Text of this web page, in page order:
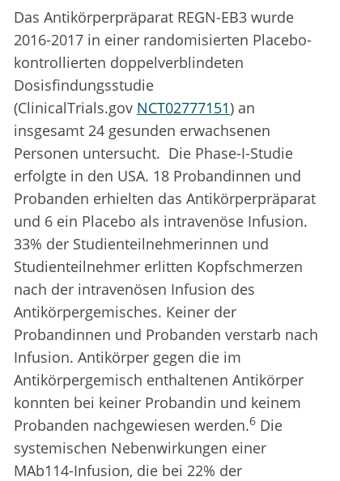
Das Antikörperpräparat REGN-EB3 wurde
2016-2017 in einer randomisierten Placebo-
kontrollierten doppelverblindeten
Dosisfindungsstudie
(ClinicalTrials.gov NCT02777151) an
insgesamt 24 gesunden erwachsenen
Personen untersucht. Die Phase-I-Studie
erfolgte in den USA. 18 Probandinnen und
Probanden erhielten das Antikörperpräparat
und 6 ein Placebo als intravenöse Infusion.
33% der Studienteilnehmerinnen und
Studienteilnehmer erlitten Kopfschmerzen
nach der intravenösen Infusion des
Antikörpergemisches. Keiner der
Probandinnen und Probanden verstarb nach
Infusion. Antikörper gegen die im
Antikörpergemisch enthaltenen Antikörper
konnten bei keiner Probandin und keinem
Probanden nachgewiesen werden.6 Die
systemischen Nebenwirkungen einer
MAb114-Infusion, die bei 22% der